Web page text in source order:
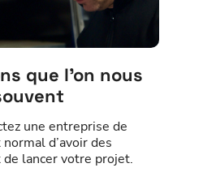
que l’on nous
une entreprise de
d’avoir des
lancer votre projet.